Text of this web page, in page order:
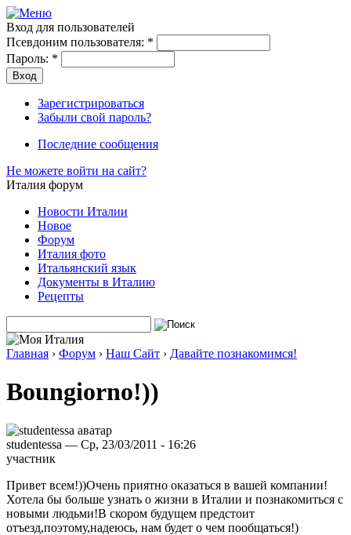
Вход для пользователей
Псевдоним пользователя: *
Пароль: *
Зарегистрироваться
Забыли свой пароль?
Последние сообщения
Не можете войти на сайт?
Италия форум
Новости Италии
Новое
Форум
Италия фото
Итальянский язык
Документы в Италию
Рецепты
Главная › Форум › Наш Сайт › Давайте познакомимся!
Boungiorno!))
studentessa — Ср, 23/03/2011 - 16:26
участник
Привет всем!))Очень приятно оказаться в вашей компании!
Хотела бы больше узнать о жизни в Италии и познакомиться с
новыми людьми!В скором будущем предстоит
отъезд,поэтому,надеюсь, нам будет о чем пообщаться!)